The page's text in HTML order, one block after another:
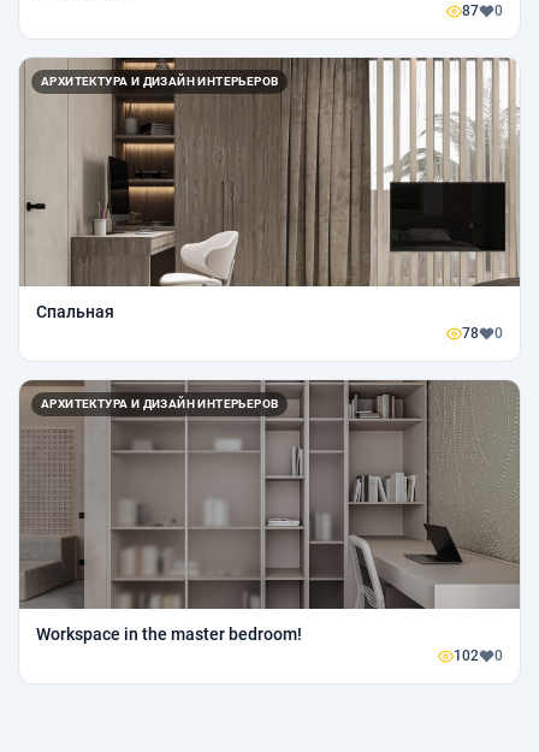
87 0
АРХИТЕКТУРА И ДИЗАЙН ИНТЕРЬЕРОВ
Спальная
78 0
АРХИТЕКТУРА И ДИЗАЙН ИНТЕРЬЕРОВ
Workspace in the master bedroom!
102 0